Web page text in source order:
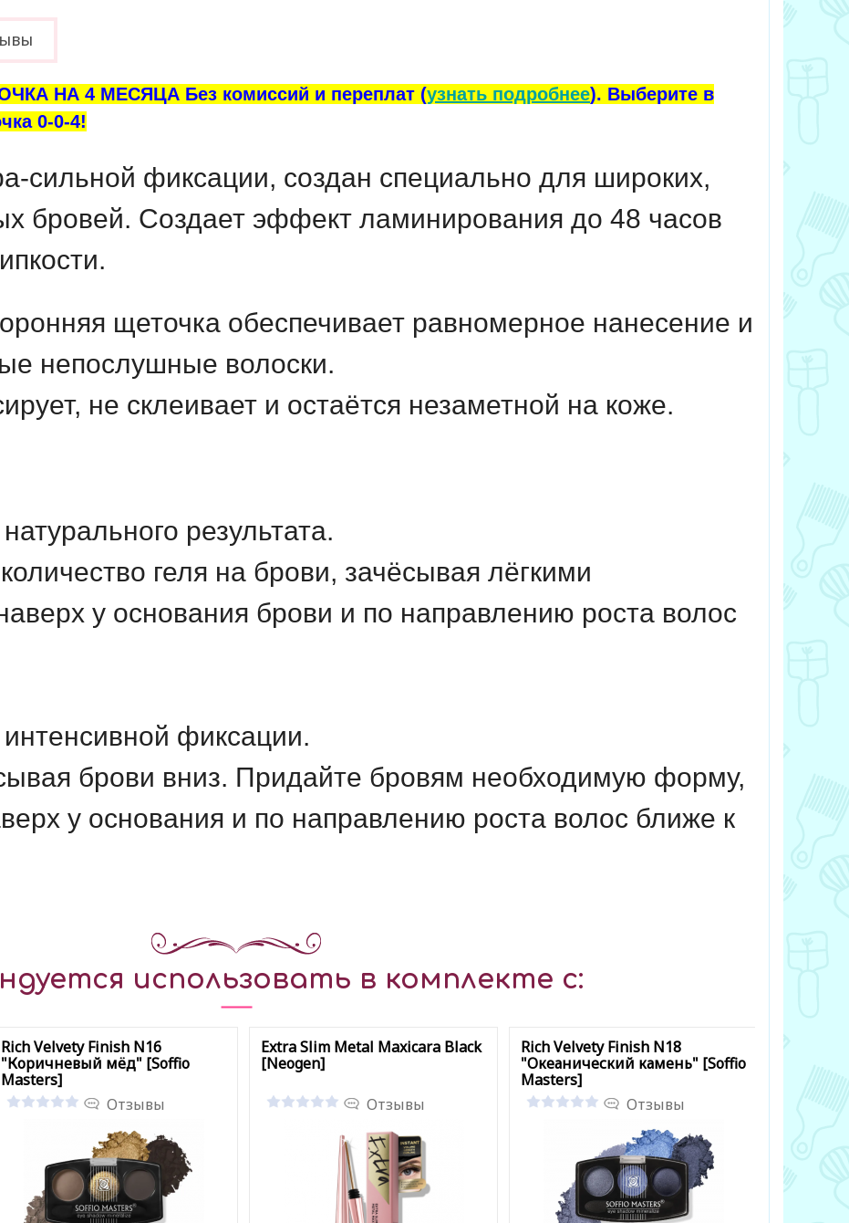
НА 4 МЕСЯЦА Без комиссий и переплат (узнать подробнее). Выберите в
0-0-4!
сильной фиксации, создан специально для широких,
бровей. Создает эффект ламинирования до 48 часов
щеточка обеспечивает равномерное нанесение и
непослушные волоски.
не склеивает и остаётся незаметной на коже.
результата.
геля на брови, зачёсывая лёгкими
у основания брови и по направлению роста волос
фиксации.
брови вниз. Придайте бровям необходимую форму,
у основания и по направлению роста волос ближе к
использовать в комплекте с:
Rich Velvety Finish N16
"Коричневый мёд" [Soffio
Masters]
Отзывы
Extra Slim Metal Maxicara Black
[Neogen]
Отзывы
Rich Velvety Finish N18
"Океанический камень" [Soffio
Masters]
Отзывы